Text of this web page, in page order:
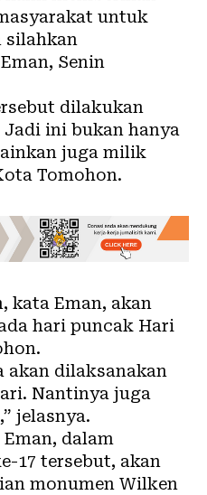
untuk
silahkan
Senin
dilakukan
ini bukan hanya
juga milik
Tomohon.
kata Eman, akan
hari puncak Hari
akan dilaksanakan
Nantinya juga
jelasnya.
dalam
17 tersebut, akan
monumen Wilken